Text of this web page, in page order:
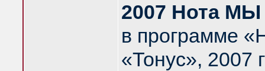
2007 Нота МЫ
в программе
«Тонус», 2007